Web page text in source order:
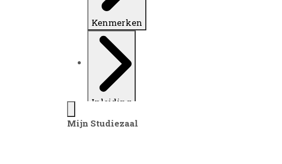
Kenmerken
Inleiding
Mijn Studiezaal